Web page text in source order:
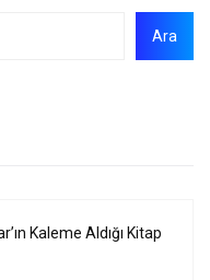
Ara
Kaleme Aldığı Kitap